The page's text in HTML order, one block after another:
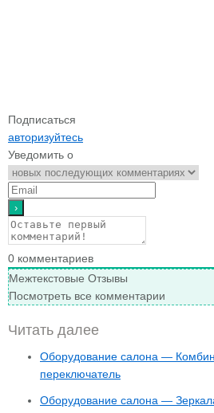
Подписаться
авторизуйтесь
Уведомить о
0 комментариев
Межтекстовые Отзывы
Посмотреть все комментарии
Читать далее
Оборудование салона —
переключатель
Оборудование салона —